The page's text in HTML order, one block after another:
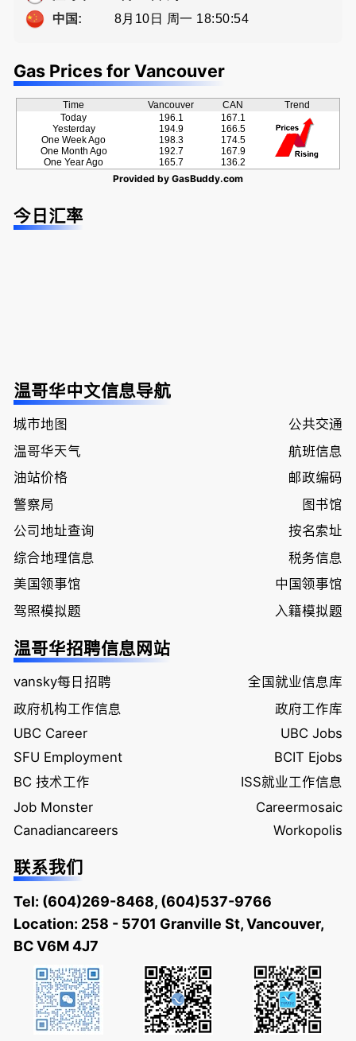
资产规划管
中国:
8月10日 周一 18:50:54
Gas Prices for Vancouver
Time Vancouver CAN
Trend
Today
Yesterday
One Week Ago
One Month Ago
One Year Ago
196.1
194.9
198.3
192.7
165.7
167.1
166.5
174.5
167.9
136.2
Provided by GasBuddy.com
今日汇率
温哥华中文信息导航
城市地图
公共交通
温哥华天气
航班信息
油站价格
邮政编码
警察局
图书馆
公司地址查询
按名索址
综合地理信息
税务信息
美国领事馆
中国领事馆
驾照模拟题
入籍模拟题
温哥华招聘信息网站
vansky每日招聘
全国就业信息库
政府机构工作信息
政府工作库
UBC Career
UBC Jobs
SFU Employment
BCIT Ejobs
BC 技术工作
ISS就业工作信息
Job Monster
Careermosaic
Canadiancareers
Workopolis
联系我们
Tel: (604)269-8468, (604)537-9766
Location: 258 - 5701 Granville St, Vancouver,
BC V6M 4J7